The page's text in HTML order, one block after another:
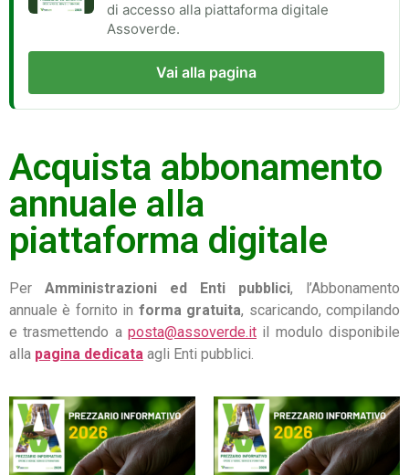
di accesso alla piattaforma digitale
Assoverde.
Vai alla pagina
Acquista abbonamento
annuale alla
piattaforma digitale
Per Amministrazioni ed Enti pubblici, l’Abbonamento
annuale è fornito in forma gratuita, scaricando, compilando
e trasmettendo a posta@assoverde.it il modulo disponibile
alla pagina dedicata agli Enti pubblici.